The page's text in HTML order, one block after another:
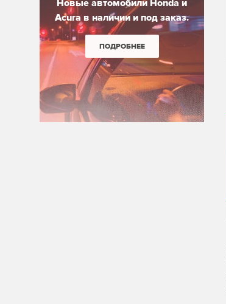
Новые автомобили Honda и
Acura в наличии и под заказ.
ПОДРОБНЕЕ